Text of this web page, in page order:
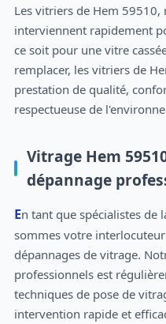
Les vitriers de Hem
interviennent rapidement
ce soit pour une vitre
remplacer, les vitriers de
prestation de qualité,
respectueuse de
Vitrage Hem
dépannage
En tant que spécialistes de la vitrerie à Hem 59510, nous
sommes votre
dépannages de vitrage.
professionnels est
techniques de pose de
intervention rapide et